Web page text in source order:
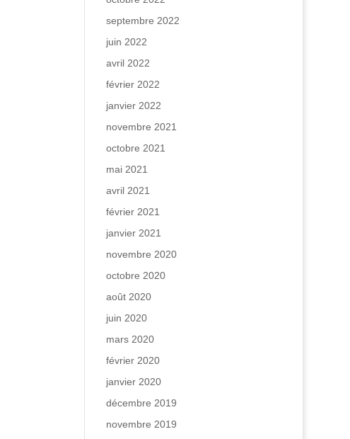
septembre 2022
juin 2022
avril 2022
février 2022
janvier 2022
novembre 2021
octobre 2021
mai 2021
avril 2021
février 2021
janvier 2021
novembre 2020
octobre 2020
août 2020
juin 2020
mars 2020
février 2020
janvier 2020
décembre 2019
novembre 2019